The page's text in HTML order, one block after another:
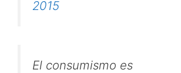
2015
El consumismo es